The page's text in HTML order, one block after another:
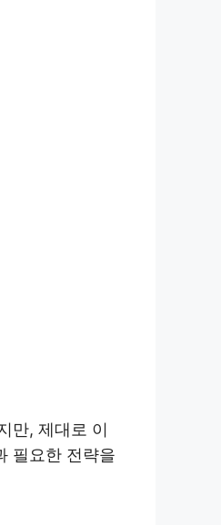
만, 제대로 이
필요한 전략을